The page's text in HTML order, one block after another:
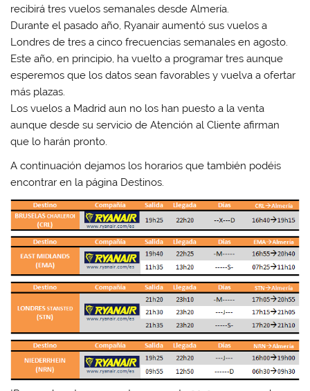
recibirá tres vuelos semanales desde Almería.
Durante el pasado año, Ryanair aumentó sus vuelos a
Londres de tres a cinco frecuencias semanales en agosto.
Este año, en principio, ha vuelto a programar tres aunque
esperemos que los datos sean favorables y vuelva a ofertar
más plazas.
Los vuelos a Madrid aun no los han puesto a la venta
aunque desde su servicio de Atención al Cliente afirman
que lo harán pronto.
A continuación dejamos los horarios que también podéis
encontrar en la página Destinos.